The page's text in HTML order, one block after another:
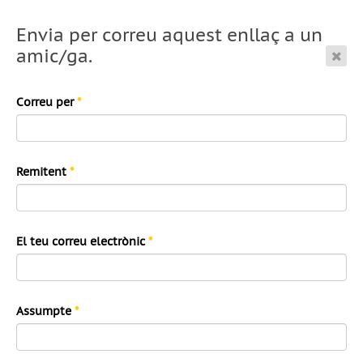
Envia per correu aquest enllaç a un
amic/ga.
Correu per*
Remitent *
El teu correu electrònic*
Assumpte *